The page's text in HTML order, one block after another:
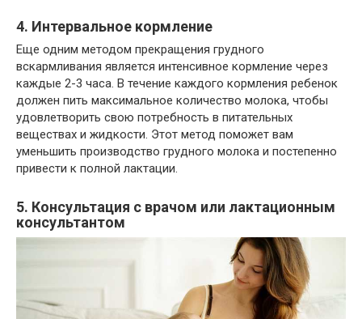
4. Интервальное кормление
Еще одним методом прекращения грудного
вскармливания является интенсивное кормление через
каждые 2-3 часа. В течение каждого кормления ребенок
должен пить максимальное количество молока, чтобы
удовлетворить свою потребность в питательных
веществах и жидкости. Этот метод поможет вам
уменьшить производство грудного молока и постепенно
привести к полной лактации.
5. Консультация с врачом или лактационным
консультантом